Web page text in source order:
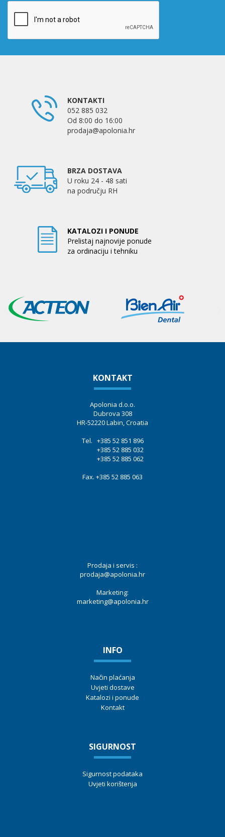
KONTAKTI
052 885 032
Od 8:00 do 16:00
prodaja@apolonia.hr
BRZA DOSTAVA
U roku 24 - 48 sati
na području RH
KATALOZI I PONUDE
Prelistaj najnovije ponude
za ordinaciju i tehniku
KONTAKT
Apolonia d.o.o.
Dubrova 308
HR-52220 Labin, Croatia
Tel. +385 52 851 896
+385 52 885 032
+385 52 885 062
Fax. +385 52 885 063
Prodaja i servis :
prodaja@apolonia.hr
Marketing:
marketing@apolonia.hr
INFO
Način plaćanja
Uvjeti dostave
Katalozi i ponude
Kontakt
SIGURNOST
Sigurnost podataka
Uvjeti korištenja